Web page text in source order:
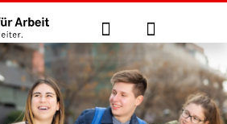
Suche Anmelden